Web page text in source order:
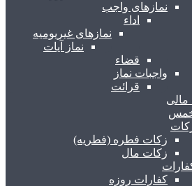
نمازهای واجب
اداء
نمازهای غیریومیه
نماز آیات
قضاء
واجبات نماز
قرائت
مالی
زکات فطره (فطریه)
زکات مال
کفارات روزه